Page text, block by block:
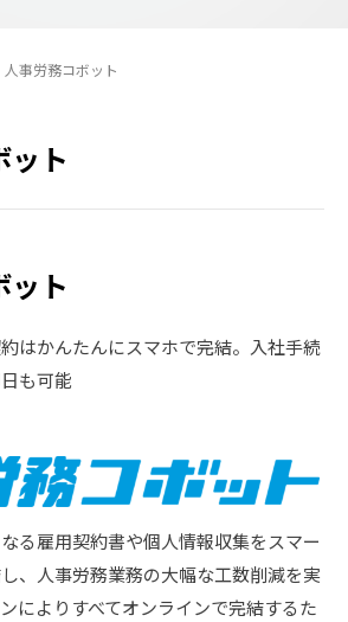
人事労務コボット​
ット​
ット​
はかんたんにスマホで完結。入社手続
も可能
る雇用契約書や個人情報収集をスマー
、人事労務業務の大幅な工数削減を実
によりすべてオンラインで完結するた